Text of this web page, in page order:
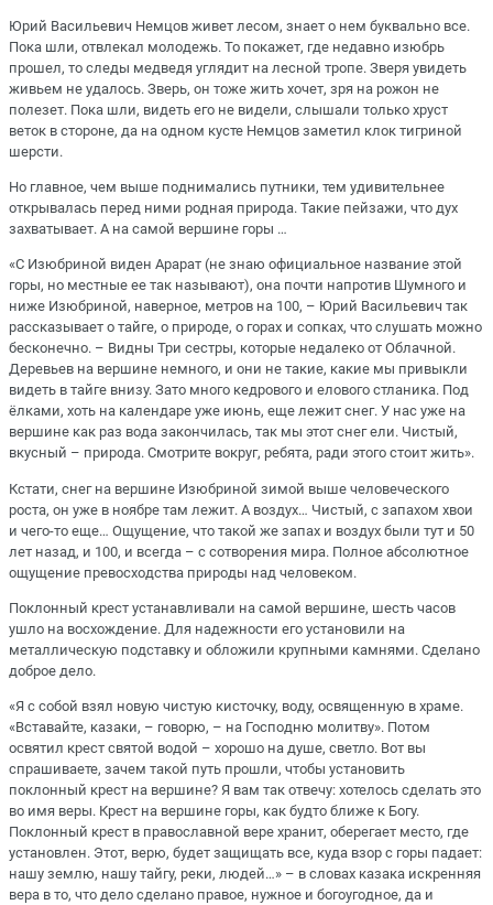
Юрий Васильевич Немцов живет лесом, знает о нем буквально все.
Пока шли, отвлекал молодежь. То покажет, где недавно изюбрь
прошел, то следы медведя углядит на лесной тропе. Зверя увидеть
живьем не удалось. Зверь, он тоже жить хочет, зря на рожон не
полезет. Пока шли, видеть его не видели, слышали только хруст
веток в стороне, да на одном кусте Немцов заметил клок тигриной
шерсти.
Но главное, чем выше поднимались путники, тем удивительнее
открывалась перед ними родная природа. Такие пейзажи, что дух
захватывает. А на самой вершине горы …
«С Изюбриной виден Арарат (не знаю официальное название этой
горы, но местные ее так называют), она почти напротив Шумного и
ниже Изюбриной, наверное, метров на 100, – Юрий Васильевич так
рассказывает о тайге, о природе, о горах и сопках, что слушать можно
бесконечно. – Видны Три сестры, которые недалеко от Облачной.
Деревьев на вершине немного, и они не такие, какие мы привыкли
видеть в тайге внизу. Зато много кедрового и елового стланика. Под
ёлками, хоть на календаре уже июнь, еще лежит снег. У нас уже на
вершине как раз вода закончилась, так мы этот снег ели. Чистый,
вкусный – природа. Смотрите вокруг, ребята, ради этого стоит жить».
Кстати, снег на вершине Изюбриной зимой выше человеческого
роста, он уже в ноябре там лежит. А воздух… Чистый, с запахом хвои
и чего-то еще… Ощущение, что такой же запах и воздух были тут и 50
лет назад, и 100, и всегда – с сотворения мира. Полное абсолютное
ощущение превосходства природы над человеком.
Поклонный крест устанавливали на самой вершине, шесть часов
ушло на восхождение. Для надежности его установили на
металлическую подставку и обложили крупными камнями. Сделано
доброе дело.
«Я с собой взял новую чистую кисточку, воду, освященную в храме.
«Вставайте, казаки, – говорю, – на Господню молитву». Потом
освятил крест святой водой – хорошо на душе, светло. Вот вы
спрашиваете, зачем такой путь прошли, чтобы установить
поклонный крест на вершине? Я вам так отвечу: хотелось сделать это
во имя веры. Крест на вершине горы, как будто ближе к Богу.
Поклонный крест в православной вере хранит, оберегает место, где
установлен. Этот, верю, будет защищать все, куда взор с горы падает:
нашу землю, нашу тайгу, реки, людей…» – в словах казака искренняя
вера в то, что дело сделано правое, нужное и богоугодное, да и